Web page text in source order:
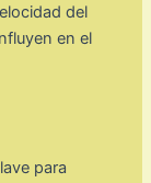
del
en el
para